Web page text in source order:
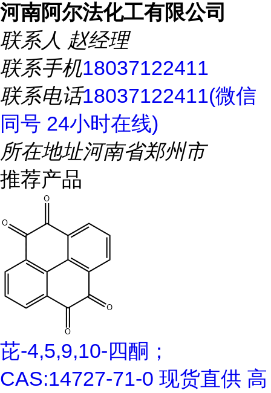
河南阿尔法化工有限公司
联系人 赵经理
联系手机18037122411
联系电话18037122411(微信
同号 24小时在线)
所在地址河南省郑州市
推荐产品
芘-4,5,9,10-四酮；
CAS:14727-71-0 现货直供 高